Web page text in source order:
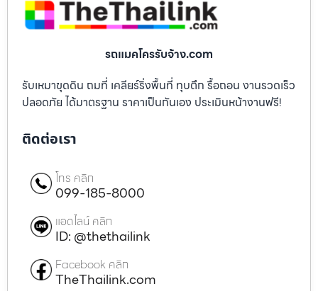
รถแมคโครรับจ้าง.com
รับเหมาขุดดิน ถมที่ เคลียร์ริ่งพื้นที่ ทุบตึก รื้อถอน งานรวดเร็ว
ปลอดภัย ได้มาตรฐาน ราคาเป็นกันเอง ประเมินหน้างานฟรี!
ติดต่อเรา
โทร คลิก
099-185-8000
แอดไลน์ คลิก
ID: @thethailink
Facebook คลิก
TheThailink.com